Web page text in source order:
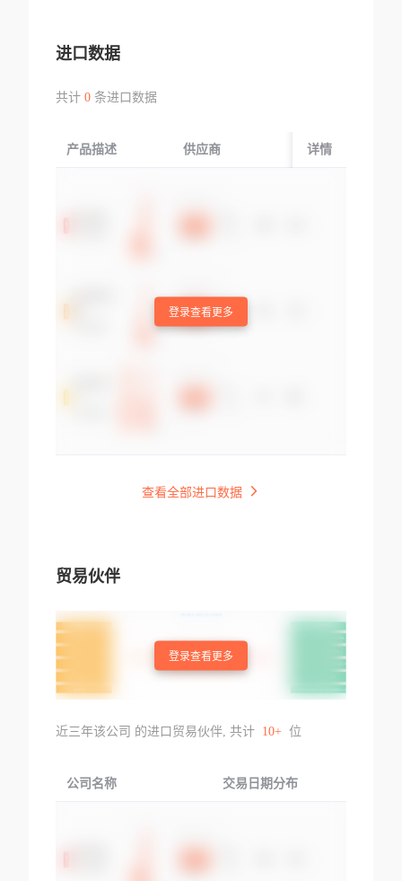
进口数据
共计 0条进口数据
产品描述 供应商 起运国/地区
详情
登录查看更多
查看全部进口数据
贸易伙伴
登录查看更多
近三年该公司 的进口贸易伙伴, 共计 10+ 位
公司名称 交易日期分布